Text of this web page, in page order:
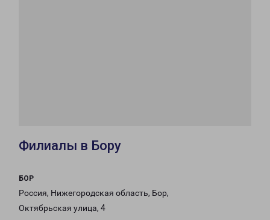
Филиалы в Бору
БОР
Россия, Нижегородская область, Бор,
Октябрьская улица, 4